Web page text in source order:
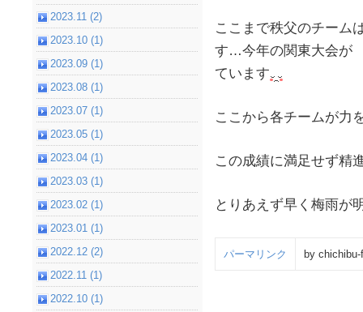
ここまで秩父のチーム
す…今年の関東大会が
ています
ここから各チームが力
この成績に満足せず精
とりあえず早く梅雨が
パーマリンク by
2023.11 (2)
2023.10 (1)
2023.09 (1)
2023.08 (1)
2023.07 (1)
2023.05 (1)
2023.04 (1)
2023.03 (1)
2023.02 (1)
2023.01 (1)
2022.12 (2)
2022.11 (1)
2022.10 (1)